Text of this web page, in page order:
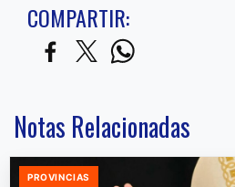
COMPARTIR:
Notas Relacionadas
PROVINCIAS